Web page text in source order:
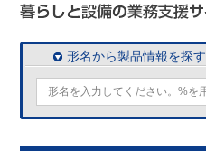
形名から製品情報を探す